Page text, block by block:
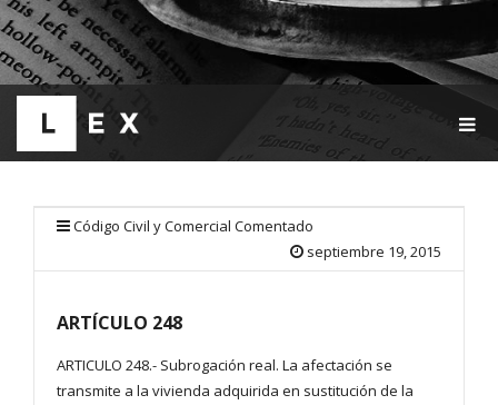
G
Código Civil y Comercial Comentado
septiembre 19, 2015
ARTÍCULO 248
ARTICULO 248.- Subrogación real. La afectación se
transmite a la vivienda adquirida en sustitución de la